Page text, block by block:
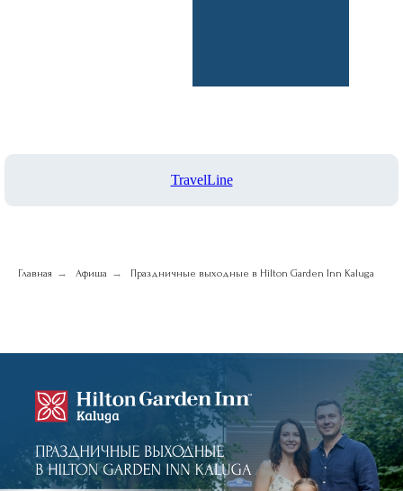
TravelLine
Главная → Афиша → Праздничные выходные в Hilton Garden Inn Kaluga